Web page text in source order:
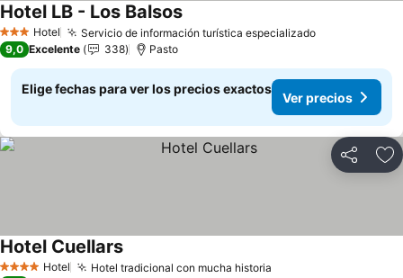
3 Estrellas
Hotel Servicio de información turística especializadoVer precios
Hotel LB - Los BalsosVer precios
9,0 Excelente 338 Pasto
Elige fechas para ver los precios exactos
Ver precios
Compartir
4 EstrellasHotel Hotel tradicional con mucha historia
Hotel CuellarsVer precios